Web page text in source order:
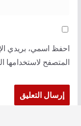
احفظ اسمي، بريدي
المتصفح لاستخدامها